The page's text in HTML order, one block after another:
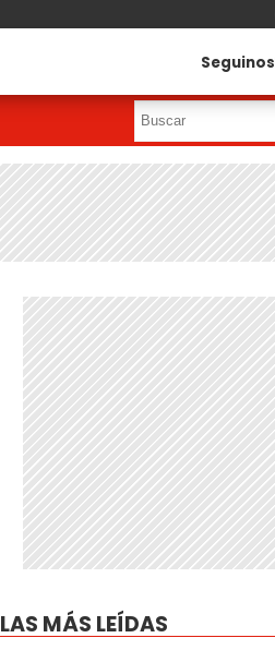
Seguinos
LAS MÁS LEÍDAS